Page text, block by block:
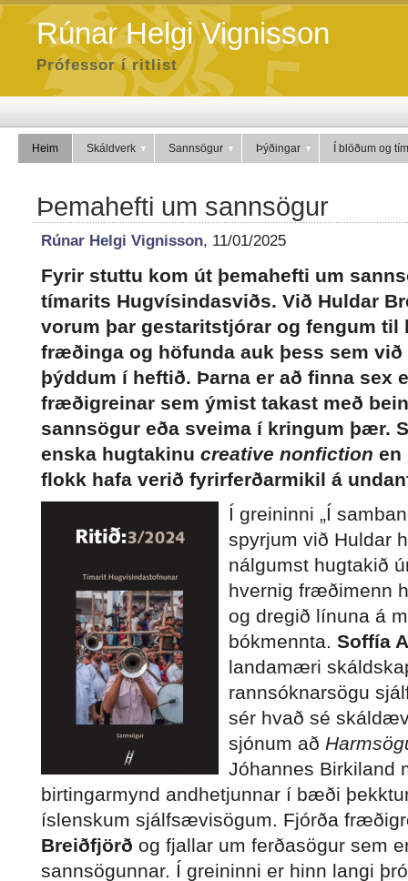
Rúnar Helgi Vignisson
Prófessor í ritlist
Heim Skáldverk Sannsögur Þýðingar Í blöðum og
Þemahefti um sannsögur
Rúnar Helgi Vignisson, 11/01/2025
Fyrir stuttu kom út þemahefti um
tímarits Hugvísindasviðs. Við Huldar
vorum þar gestaritstjórar og fengum til
fræðinga og höfunda auk þess sem
þýddum í heftið. Þarna er að finna sex
fræðigreinar sem ýmist takast með
sannsögur eða sveima í kringum þær.
enska hugtakinu creative nonfiction en
flokk hafa verið fyrirferðarmikil á
Í greininni „Í
spyrjum við Huldar
nálgumst hugtakið
hvernig fræðimenn
og dregið línuna á
bókmennta. Soffía
landamæri
rannsóknarsögu
sér hvað sé
sjónum að
Jóhannes Birkiland
birtingarmynd andhetjunnar í bæði
íslenskum sjálfsævisögum. Fjórða
Breiðfjörð og fjallar um ferðasögur sem
sannsögunnar. Í greininni er hinn langi